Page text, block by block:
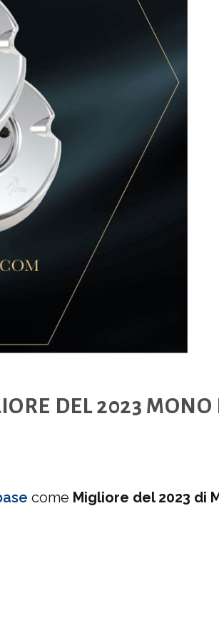
DEL 2023 MONO
come Migliore del 2023 di